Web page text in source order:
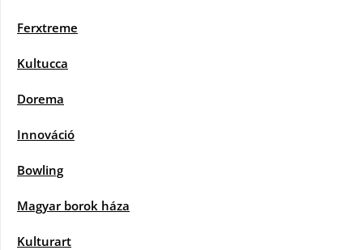
Ferxtreme
Kultucca
Dorema
Innováció
Bowling
Magyar borok háza
Kulturart